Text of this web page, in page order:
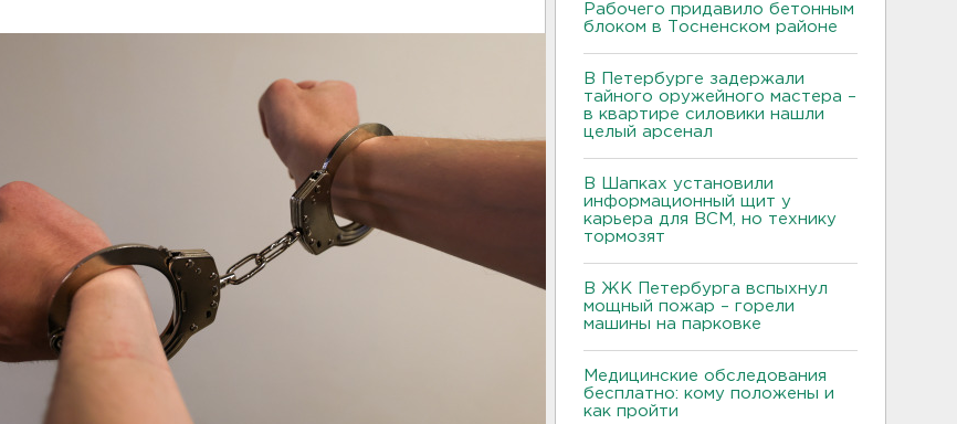
Рабочего придавило бетонным
блоком в Тосненском районе
В Петербурге задержали
тайного оружейного мастера –
в квартире силовики нашли
целый арсенал
В Шапках установили
информационный щит у
карьера для ВСМ, но технику
тормозят
В ЖК Петербурга вспыхнул
мощный пожар – горели
машины на парковке
Медицинские обследования
бесплатно: кому положены и
как пройти